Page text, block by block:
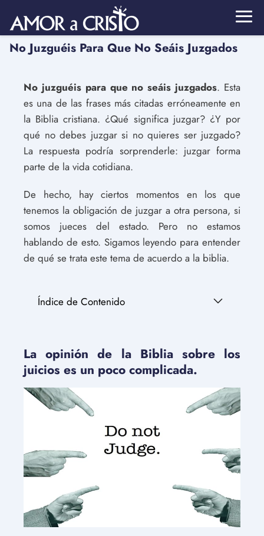
No Juzguéis Para Que No Seáis Juzgados
No juzguéis para que no seáis juzgados. Esta
es una de las frases más citadas erróneamente en
la Biblia cristiana. ¿Qué significa juzgar? ¿Y por
qué no debes juzgar si no quieres ser juzgado?
La respuesta podría sorprenderle: juzgar forma
parte de la vida cotidiana.
De hecho, hay ciertos momentos en los que
tenemos la obligación de juzgar a otra persona, si
somos jueces del estado. Pero no estamos
hablando de esto. Sigamos leyendo para entender
de qué se trata este tema de acuerdo a la biblia.
Índice de Contenido
La opinión de la Biblia sobre los
juicios es un poco complicada.